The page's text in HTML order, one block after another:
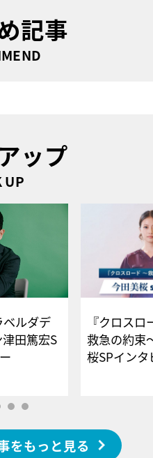
記事
ップ
UP
ベルダデ
田篤宏S
ュー
『クロス
救急の約束
桜SPイ
をもっと見る